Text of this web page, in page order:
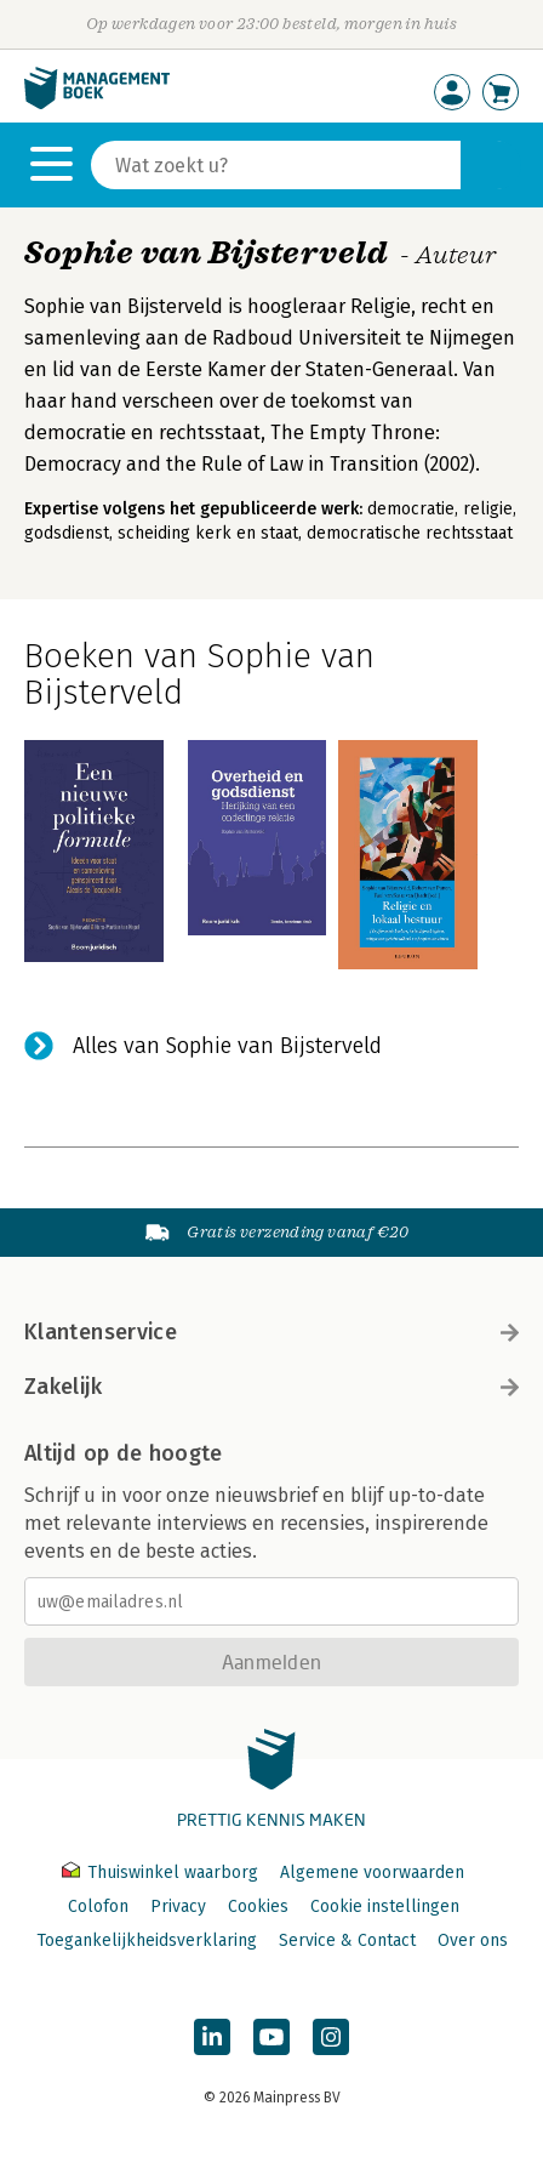
Op werkdagen voor 23:00 besteld, morgen in huis
Sophie van Bijsterveld - Auteur
Sophie van Bijsterveld is hoogleraar Religie, recht en
samenleving aan de Radboud Universiteit te Nijmegen
en lid van de Eerste Kamer der Staten-Generaal. Van
haar hand verscheen over de toekomst van
democratie en rechtsstaat, The Empty Throne:
Democracy and the Rule of Law in Transition (2002).
Expertise volgens het gepubliceerde werk: democratie, religie,
godsdienst, scheiding kerk en staat, democratische rechtsstaat
Boeken van Sophie van
Bijsterveld
Alles van Sophie van Bijsterveld
Gratis verzending vanaf €20
Klantenservice
Zakelijk
Altijd op de hoogte
Schrijf u in voor onze nieuwsbrief en blijf up-to-date
met relevante interviews en recensies, inspirerende
events en de beste acties.
Aanmelden
PRETTIG KENNIS MAKEN
Thuiswinkel waarborg
Algemene voorwaarden
Colofon
Privacy Cookies
Cookie instellingen
Toegankelijkheidsverklaring
Service & Contact Over ons
© 2026 Mainpress BV